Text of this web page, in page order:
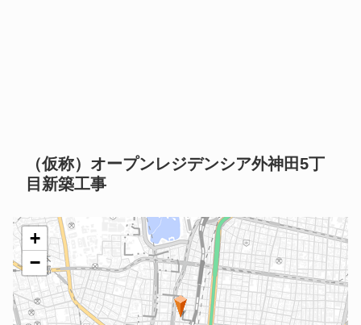
（仮称）オープンレジデンシア外神田5丁
目新築工事
+
−